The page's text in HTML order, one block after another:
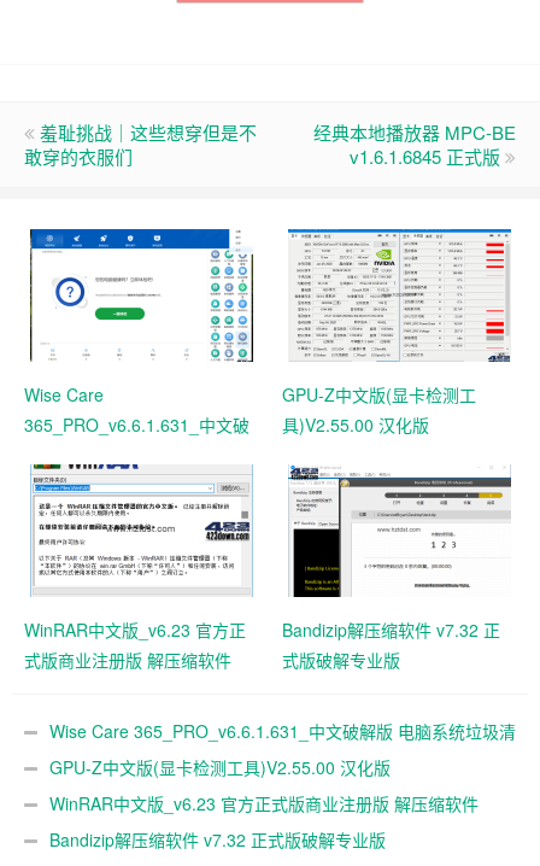
羞耻挑战｜这些想穿但是不
敢穿的衣服们
经典本地播放器 MPC-BE
v1.6.1.6845 正式版
Wise Care
365_PRO_v6.6.1.631_中文破
GPU-Z中文版(显卡检测工
具)V2.55.00 汉化版
WinRAR中文版_v6.23 官方正
式版商业注册版 解压缩软件
Bandizip解压缩软件 v7.32 正
式版破解专业版
Wise Care 365_PRO_v6.6.1.631_中文破解版 电脑系统垃圾清
理软件GPU-Z中文版(显卡检测工具)V2.55.00 汉化版
WinRAR中文版_v6.23 官方正式版商业注册版 解压缩软件
Bandizip解压缩软件 v7.32 正式版破解专业版